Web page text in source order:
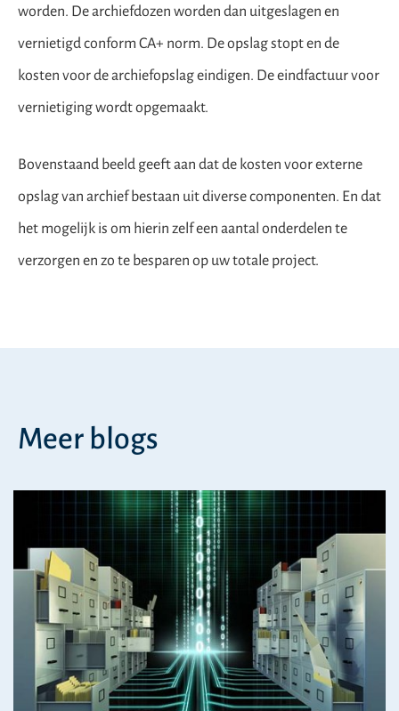
worden. De archiefdozen worden dan uitgeslagen en
vernietigd conform CA+ norm. De opslag stopt en de
kosten voor de archiefopslag eindigen. De eindfactuur voor
vernietiging wordt opgemaakt.
Bovenstaand beeld geeft aan dat de kosten voor externe
opslag van archief bestaan uit diverse componenten. En dat
het mogelijk is om hierin zelf een aantal onderdelen te
verzorgen en zo te besparen op uw totale project.
Meer blogs